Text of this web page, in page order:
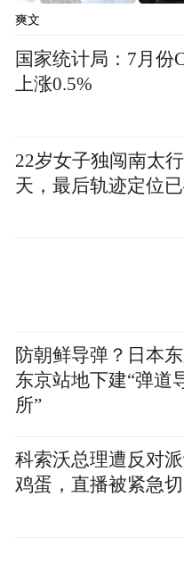
午9时许，考生朱媛
细“做笔记”。“我
询会，父母都在上
场，本来前几天对
面对面沟通，感觉
道，咨询会上的
解，对于填报志愿
考生张昊笑着说。
济南大学的咨询台
解了学校的招生情
仔细询问了好几所
握了这些一手资料
爽文
国家统计局：7月份
上涨0.5%
22岁女子独闯南太
天，最后轨迹定位
防朝鲜导弹？日本
东京站地下建“弹道
所”
科索沃总理遭反对
鸡蛋，直播被紧急